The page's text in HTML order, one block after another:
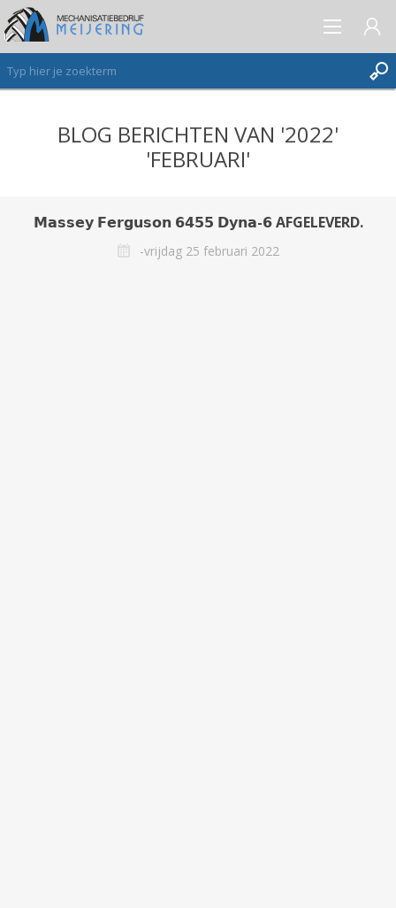
AANMELDEN ALS NIEUWE KLANT
BLOG BERICHTEN VAN '2022'
'FEBRUARI'
𝗠𝗮𝘀𝘀𝗲𝘆 𝗙𝗲𝗿𝗴𝘂𝘀𝗼𝗻 𝟲𝟰𝟱𝟱 𝗗𝘆𝗻𝗮-𝟲 AFGELEVERD.
-vrijdag 25 februari 2022